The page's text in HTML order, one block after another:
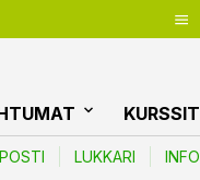
KURSSIT
LUKKARI INFO